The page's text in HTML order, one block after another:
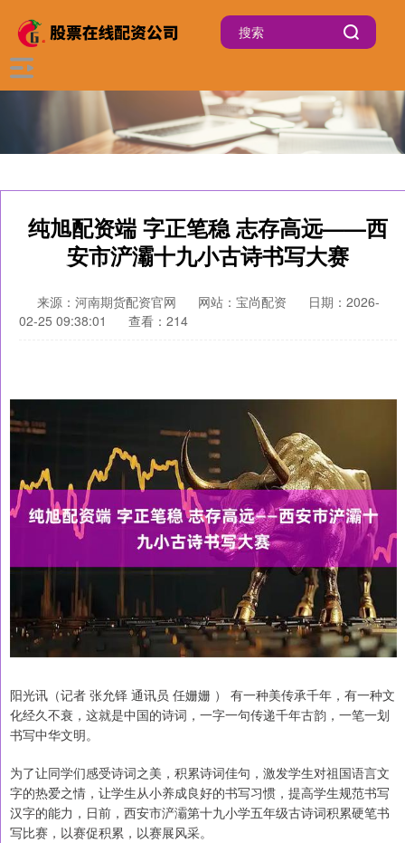
纯旭配资端 字正笔稳 志存高远——西
安市浐灞十九小古诗书写大赛
来源：河南期货配资官网 网站：宝尚配资
日期：2026-
02-25 09:38:01
查看：214
阳光讯（记者 张允铎 通讯员 任姗姗 ） 有一种美传承千年，有一种文
化经久不衰，这就是中国的诗词，一字一句传递千年古韵，一笔一划
书写中华文明。
为了让同学们感受诗词之美，积累诗词佳句，激发学生对祖国语言文
字的热爱之情，让学生从小养成良好的书写习惯，提高学生规范书写
汉字的能力，日前，西安市浐灞第十九小学五年级古诗词积累硬笔书
写比赛，以赛促积累，以赛展风采。